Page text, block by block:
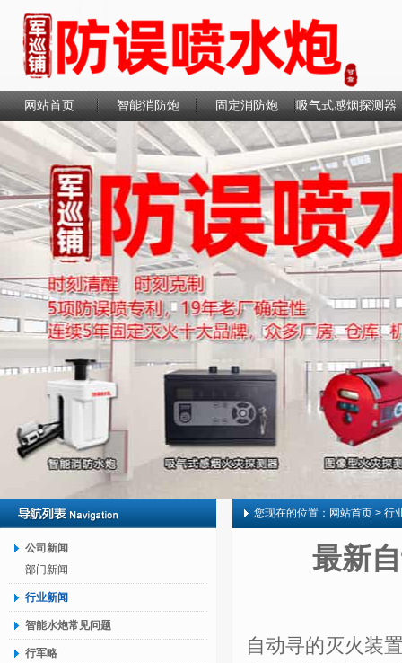
网站首页 智能消防炮 固定消防炮 吸气式感烟探测器
联系我们
公司新闻
部门新闻
行业新闻
智能水炮常见问题
行军略
您现在的位置： 网站首页 > 行
最新
自动寻的灭火装